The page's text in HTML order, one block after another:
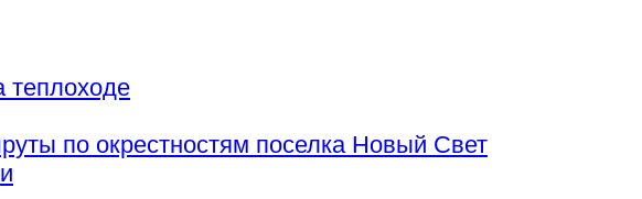
теплоходе
по окрестностям поселка Новый Свет